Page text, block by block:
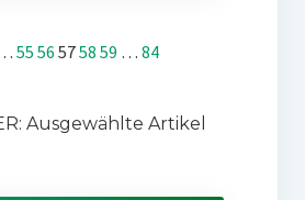
55 56 5758 59 … 84
Ausgewählte Artikel